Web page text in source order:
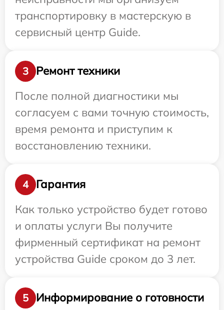
транспортировку в мастерскую в
сервисный центр Guide.
3
Ремонт техники
После полной диагностики мы
согласуем с вами точную стоимость,
время ремонта и приступим к
восстановлению техники.
4
Гарантия
Как только устройство будет готово
и оплаты услуги Вы получите
фирменный сертификат на ремонт
устройства Guide сроком до 3 лет.
5
Информирование о готовности